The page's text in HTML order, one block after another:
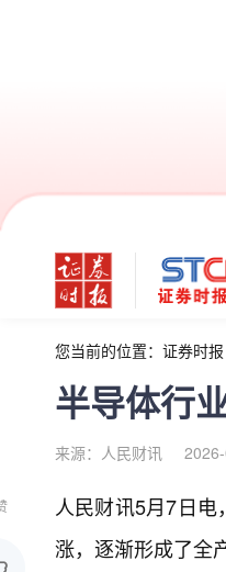
您当前的位置： 证券时报
半导体行
来源：人民财讯
人民财讯5月7日电
涨，逐渐形成了全